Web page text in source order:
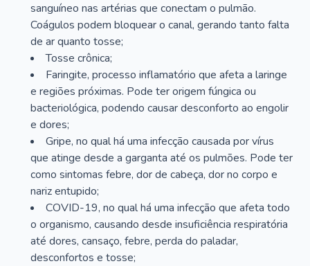
sanguíneo nas artérias que conectam o pulmão.
Coágulos podem bloquear o canal, gerando tanto falta
de ar quanto tosse;
Tosse crônica;
Faringite, processo inflamatório que afeta a laringe
e regiões próximas. Pode ter origem fúngica ou
bacteriológica, podendo causar desconforto ao engolir
e dores;
Gripe, no qual há uma infecção causada por vírus
que atinge desde a garganta até os pulmões. Pode ter
como sintomas febre, dor de cabeça, dor no corpo e
nariz entupido;
COVID-19, no qual há uma infecção que afeta todo
o organismo, causando desde insuficiência respiratória
até dores, cansaço, febre, perda do paladar,
desconfortos e tosse;